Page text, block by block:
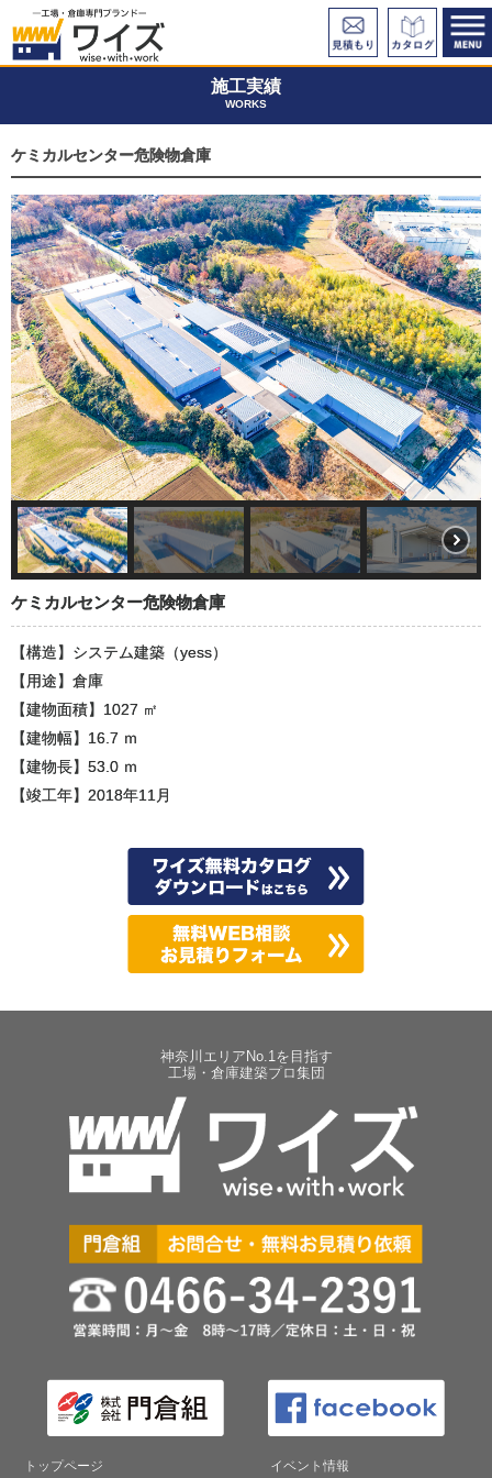
施工実績
WORKS
ケミカルセンター危険物倉庫
ケミカルセンター危険物倉庫
【構造】システム建築（yess）
【用途】倉庫
【建物面積】1027 ㎡
【建物幅】16.7 ｍ
【建物長】53.0 ｍ
【竣工年】2018年11月
神奈川エリアNo.1を目指す
工場・倉庫建築プロ集団
トップページ イベント情報